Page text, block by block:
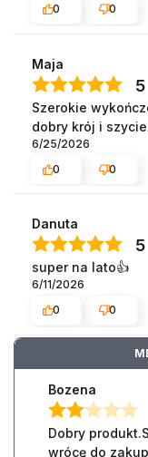
0
0
Maja
5
Szerokie
dobry krój i
6/25/2026
0
0
Danuta
5
super na lato👍️
6/11/2026
0
0
Bozena
Dobry
wrócę do